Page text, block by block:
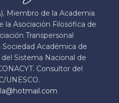
Miembro de la Academia
la Asociación Filosófica de
Transpersonal
Académica de
Sistema Nacional de
Consultor del
UNESCO.